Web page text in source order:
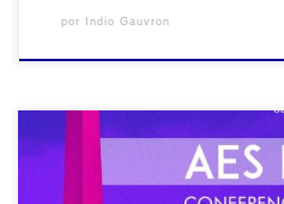
por Indio Gauvron